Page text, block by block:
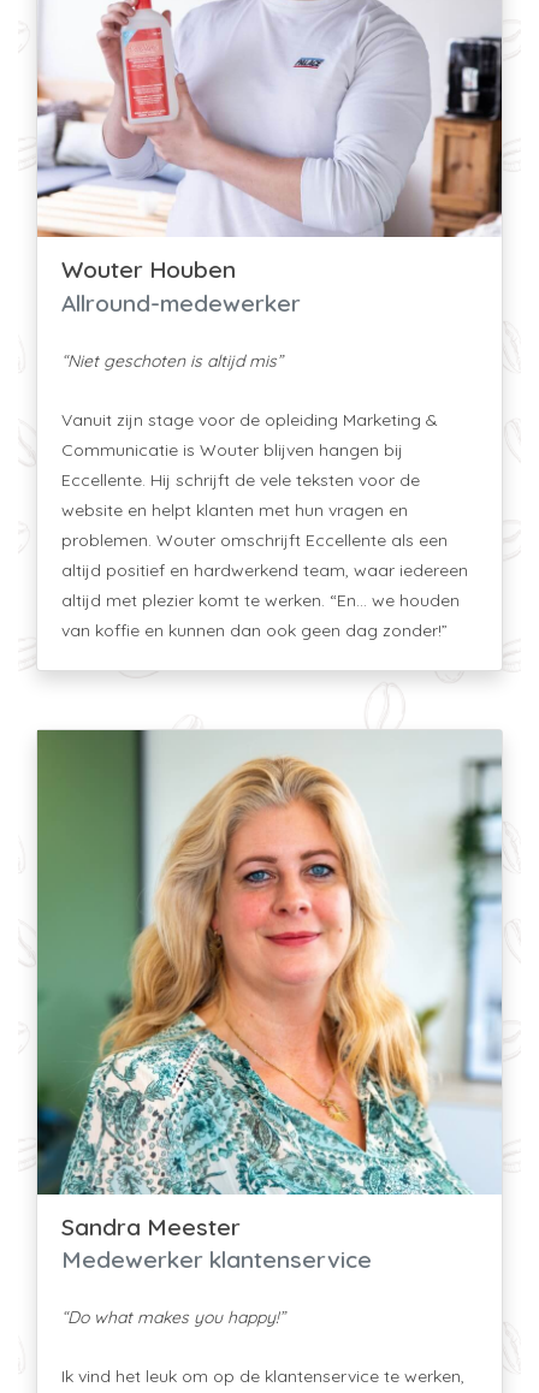
Wouter Houben
Allround-medewerker
“Niet geschoten is altijd mis”
Vanuit zijn stage voor de opleiding Marketing &
Communicatie is Wouter blijven hangen bij
Eccellente. Hij schrijft de vele teksten voor de
website en helpt klanten met hun vragen en
problemen. Wouter omschrijft Eccellente als een
altijd positief en hardwerkend team, waar iedereen
altijd met plezier komt te werken. “En… we houden
van koffie en kunnen dan ook geen dag zonder!”
Sandra Meester
Medewerker klantenservice
“Do what makes you happy!”
Ik vind het leuk om op de klantenservice te werken,